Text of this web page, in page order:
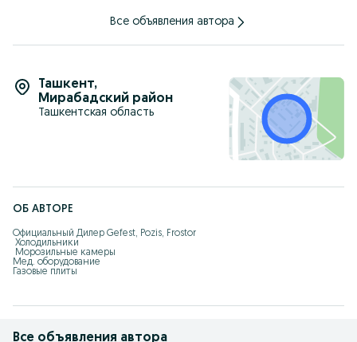
Все объявления автора
Ташкент,
Мирабадский район
Ташкентская область
ОБ АВТОРЕ
Официальный Дилер Gefest, Pozis, Frostor
Мед. оборудование
Газовые плиты
Все объявления автора